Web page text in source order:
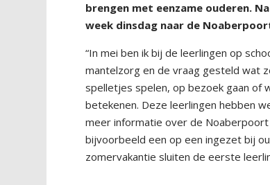
brengen met eenzame ouderen.
week dinsdag naar de
“In mei ben ik bij de leerlingen op
mantelzorg en de vraag gesteld wat
spelletjes spelen, op bezoek gaan of
betekenen. Deze leerlingen hebben
meer informatie over de
bijvoorbeeld een op een ingezet bij
zomervakantie sluiten de eerste